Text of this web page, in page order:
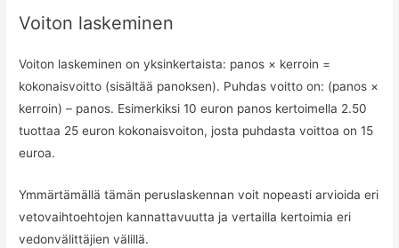
Voiton laskeminen
Voiton laskeminen on yksinkertaista: panos × kerroin =
kokonaisvoitto (sisältää panoksen). Puhdas voitto on: (panos ×
kerroin) – panos. Esimerkiksi 10 euron panos kertoimella 2.50
tuottaa 25 euron kokonaisvoiton, josta puhdasta voittoa on 15
euroa.
Ymmärtämällä tämän peruslaskennan voit nopeasti arvioida eri
vetovaihtoehtojen kannattavuutta ja vertailla kertoimia eri
vedonvälittäjien välillä.